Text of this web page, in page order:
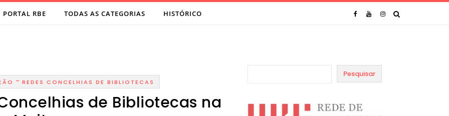
PORTAL RBE TODAS AS CATEGORIAS HISTÓRICO
- REDES CONCELHIAS DE BIBLIOTECAS
de Bibliotecas na
Pesquisar